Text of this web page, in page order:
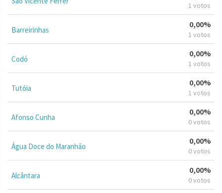
1 votos
Barreirinhas
0,00%
1 votos
Codó
0,00%
1 votos
Tutóia
0,00%
1 votos
Afonso Cunha
0,00%
0 votos
Água Doce do Maranhão
0,00%
0 votos
Alcântara
0,00%
0 votos